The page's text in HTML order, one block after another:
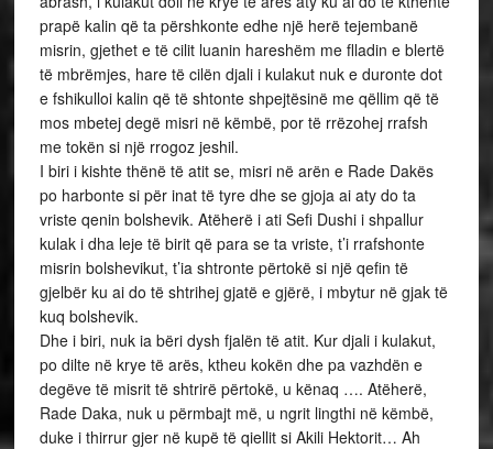
prapë kalin që ta përshkonte edhe një herë tejembanë
misrin, gjethet e të cilit luanin hareshëm me flladin e blertë
të mbrëmjes, hare të cilën djali i kulakut nuk e duronte dot
e fshikulloi kalin që të shtonte shpejtësinë me qëllim që të
mos mbetej degë misri në këmbë, por të rrëzohej rrafsh
me tokën si një rrogoz jeshil.
I biri i kishte thënë të atit se, misri në arën e Rade Dakës
po harbonte si për inat të tyre dhe se gjoja ai aty do ta
vriste qenin bolshevik. Atëherë i ati Sefi Dushi i shpallur
kulak i dha leje të birit që para se ta vriste, t’i rrafshonte
misrin bolshevikut, t’ia shtronte përtokë si një qefin të
gjelbër ku ai do të shtrihej gjatë e gjërë, i mbytur në gjak të
kuq bolshevik.
Dhe i biri, nuk ia bëri dysh fjalën të atit. Kur djali i kulakut,
po dilte në krye të arës, ktheu kokën dhe pa vazhdën e
degëve të misrit të shtrirë përtokë, u kënaq …. Atëherë,
Rade Daka, nuk u përmbajt më, u ngrit lingthi në këmbë,
duke i thirrur gjer në kupë të qiellit si Akili Hektorit… Ah